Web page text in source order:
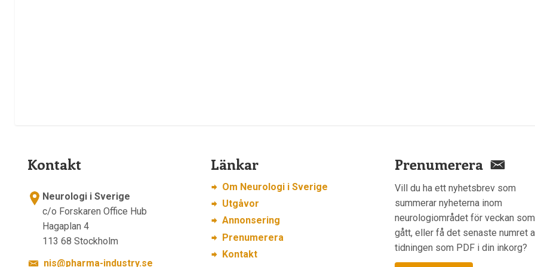
Kontakt
Neurologi i Sverige
c/o Forskaren Office Hub
Hagaplan 4
113 68 Stockholm
nis@pharma-industry.se
Länkar
Om Neurologi i Sverige
Utgåvor
Annonsering
Prenumerera
Kontakt
Prenumerera
Vill du ha ett nyhetsbrev som
summerar nyheterna inom
neurologiområdet för veckan som
gått, eller få det senaste numret
tidningen som PDF i din inkorg?